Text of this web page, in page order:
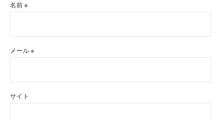
名前※
メール※
サイト